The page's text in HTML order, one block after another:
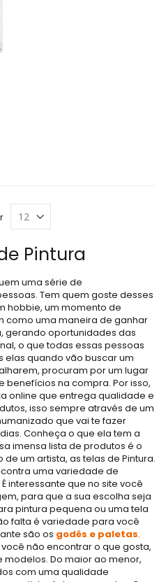
Pintura
uma série de
Tem quem goste desses
hobbie, um momento de
como uma maneira de ganhar
gerando oportunidades das
o que todas essas pessoas
elas quando vão buscar um
procuram por um lugar
benefícios na compra. Por isso,
online que entrega qualidade e
isso sempre através de um
que vai te fazer
Conheça o que ela tem a
imensa lista de produtos é o
um artista, as telas de Pintura.
uma variedade de
interessante que no site você
para que a sua escolha seja
pintura pequena ou uma tela
falta é variedade para você
são os godês e paletas.
não encontrar o que gosta,
Do maior ao menor,
com uma qualidade